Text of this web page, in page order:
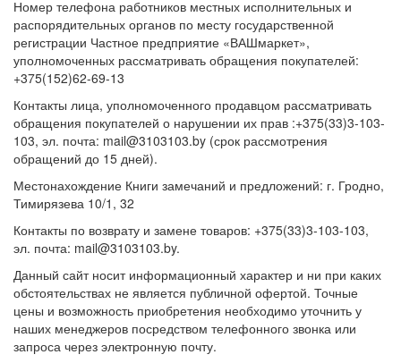
Номер телефона работников местных исполнительных и
распорядительных органов по месту государственной
регистрации Частное предприятие «ВАШмаркет»,
уполномоченных рассматривать обращения покупателей:
+375(152)62-69-13
Контакты лица, уполномоченного продавцом рассматривать
обращения покупателей о нарушении их прав :+375(33)3-103-
103, эл. почта: mail@3103103.by (срок рассмотрения
обращений до 15 дней).
Местонахождение Книги замечаний и предложений: г. Гродно,
Тимирязева 10/1, 32
Контакты по возврату и замене товаров: +375(33)3-103-103,
эл. почта: mail@3103103.by.
Данный сайт носит информационный характер и ни при каких
обстоятельствах не является публичной офертой. Точные
цены и возможность приобретения необходимо уточнить у
наших менеджеров посредством телефонного звонка или
запроса через электронную почту.